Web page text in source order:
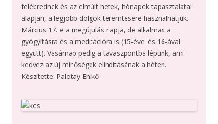
felébrednek és az elmúlt hetek, hónapok tapasztalatai
alapján, a legjobb dolgok teremtésére használhatjuk.
Március 17.-e a megújulás napja, de alkalmas a
gyógyításra és a meditációra is (15-ével és 16-ával
együtt). Vasárnap pedig a tavaszpontba lépünk, ami
kedvez az új minőségek elindításának a héten.
Készítette: Palotay Enikő